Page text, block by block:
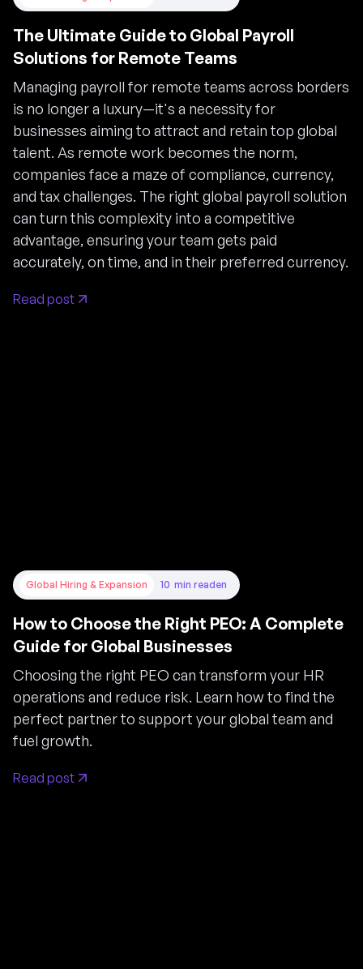
The Ultimate Guide to Global Payroll
Solutions for Remote Teams
Managing payroll for remote teams across borders
is no longer a luxury—it's a necessity for
businesses aiming to attract and retain top global
talent. As remote work becomes the norm,
companies face a maze of compliance, currency,
and tax challenges. The right global payroll solution
can turn this complexity into a competitive
advantage, ensuring your team gets paid
accurately, on time, and in their preferred currency.
Read post
Global Hiring & Expansion 10 min readen
How to Choose the Right PEO: A Complete
Guide for Global Businesses
Choosing the right PEO can transform your HR
operations and reduce risk. Learn how to find the
perfect partner to support your global team and
fuel growth.
Read post